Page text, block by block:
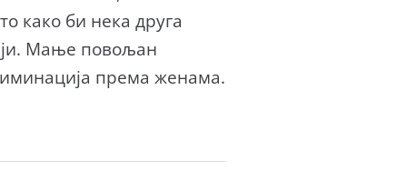
како би нека друга
Мање повољан
према женама.